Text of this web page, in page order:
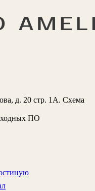
д. 20 стр. 1А. Схема
ПО